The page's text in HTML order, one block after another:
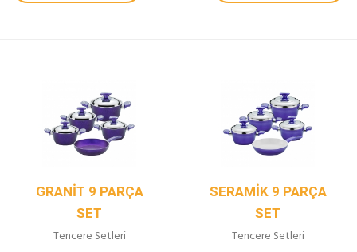
SERAMIK 9 PARÇA
SET
Tencere Setleri
NON STICK 9 PARÇA
SET
Tencere Setleri